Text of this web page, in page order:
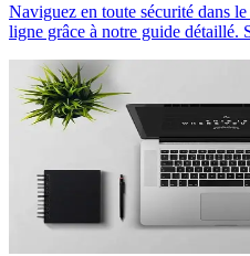
Naviguez en toute sécurité dans
ligne grâce à notre guide détaillé.